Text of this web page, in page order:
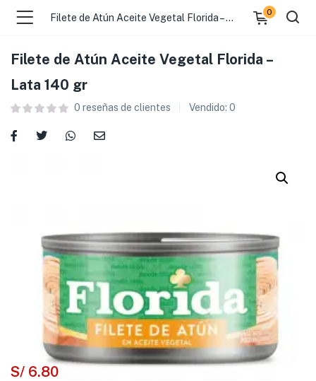
Filete de Atún Aceite Vegetal Florida – Lata 140 gr
0
Filete de Atún Aceite Vegetal Florida –
Lata 140 gr
0 reseñas de clientes Vendido: 0
S/ 6.80